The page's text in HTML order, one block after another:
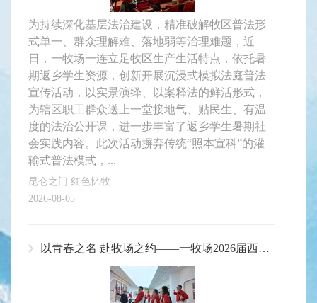
为持续深化基层法治建设，精准破解牧区普法形
式单一、群众理解难、落地弱等治理难题，近
日，一牧场一连立足牧区生产生活特点，依托暑
期返乡学生资源，创新开展沉浸式模拟法庭普法
宣传活动，以实景演绎、以案释法的鲜活形式，
为辖区职工群众送上一堂接地气、贴民生、有温
度的法治公开课，进一步丰富了返乡学生暑期社
会实践内容。此次活动摒弃传统“照本宣科”的灌
输式普法模式，...
昆仑之门 红色忆牧
2026-08-05
以青春之名 赴牧场之约——一牧场2026届西部计划志愿者岗前培训正式启动